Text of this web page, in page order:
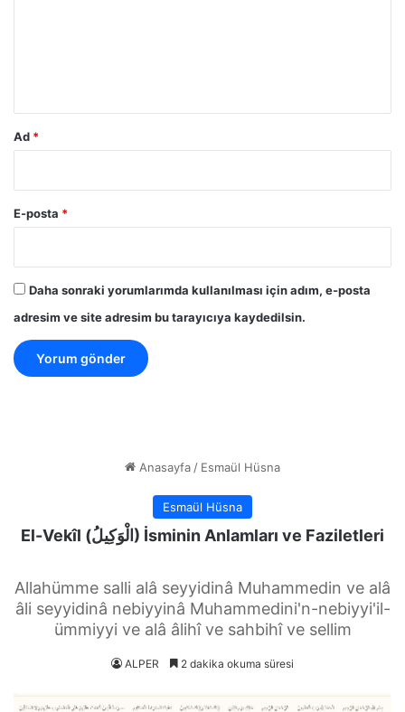
Ad *
E-posta *
Daha sonraki yorumlarımda kullanılması için adım, e-posta
adresim ve site adresim bu tarayıcıya kaydedilsin.